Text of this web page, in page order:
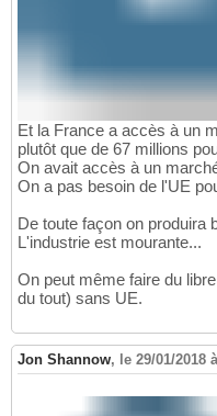
Et la France a accès à un
plutôt que de 67 millions
On avait accès à un
On a pas besoin de l'UE
De toute façon on produira
L'industrie est mourante...
On peut même faire du
du tout) sans UE.
Jon Shannow, le 29/01/2018